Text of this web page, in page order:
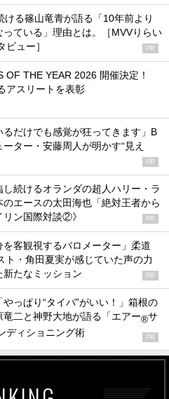
ける篠山竜青が語る「10年前より
っている」理由とは。［MVVりらい
ビュー］
PR
OF THE YEAR 2026 開催決定！
アスリートを表彰
るだけでも感覚が狂ってきます」B
ター・安藤周人が明かす“見え
PR
続けるオランダの超人ハリー・ラ
のエースの太田海也「絶対王者から
ン国際対談②》
PR
を客観視するバロメーター」柔道
ト・角田夏実が感じていた声の力
新たなミッション
PR
やっぱり“タイパ”がいい！」箱根の
二と神野大地が語る「エアー®サ
ディショニング術 PR